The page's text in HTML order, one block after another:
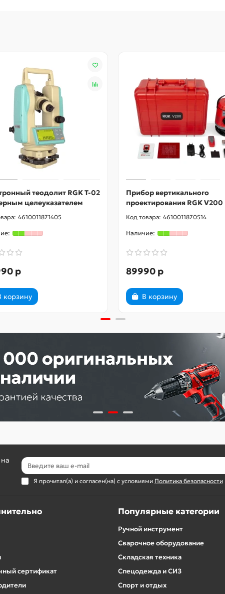
теодолит RGK T-02
целеуказателем
4610011871405
р
корзину
Прибор вертикального
проектирования RGK V200
4610011870514
89990 р
В корзину
Я прочитал(а) и согласен(на) с условиями Политика безопасности
сертификат
Популярные категории
Ручной инструмент
Сварочное оборудование
Складская техника
Спецодежда и СИЗ
Спорт и отдых